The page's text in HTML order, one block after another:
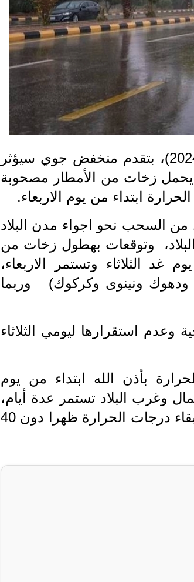
توقعت هيئة الانواء الجوية، اليوم الاثنين (30 أيلول 2024)، بتقدم منخفض جوي سيؤثر
يحمل زخات من الأمطار مصحوبة
ابتداء من يوم الاربعاء.
من السحب نحو اجواء مدن البلاد
وتوقعات بهطول زخات من
غد الثلاثاء وتستمر الاربعاء،
ودهوك ونينوى وكركوك) وربما
استقرارها ليومي الثلاثاء
بأذن الله ابتداء من يوم
وغرب البلاد تستمر عدة أيام،
علما ان الانخفاض سيكون أقل في مدن الجنوب مع بقاء درجات الحرارة ظهرا دون 40